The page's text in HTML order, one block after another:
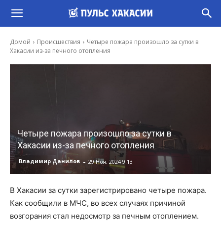
Домой Происшествия
Четыре пожара произошло за сутки в
Хакасии из-за печного отопления
Четыре пожара произошло за сутки в
Хакасии из-за печного отопления
Владимир Данилов - 29 Ноя, 2024 9:13
В Хакасии за сутки зарегистрировано четыре пожара.
Как сообщили в МЧС, во всех случаях причиной
возгорания стал недосмотр за печным отоплением.